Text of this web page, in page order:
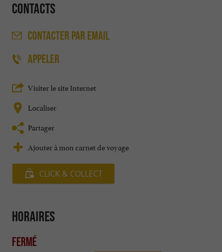
Contacts
CONTACTER PAR EMAIL
APPELER
Visiter le site Internet
Localiser
Partager
Ajouter à mon carnet de voyage
CLICK & COLLECT
Horaires
Fermé